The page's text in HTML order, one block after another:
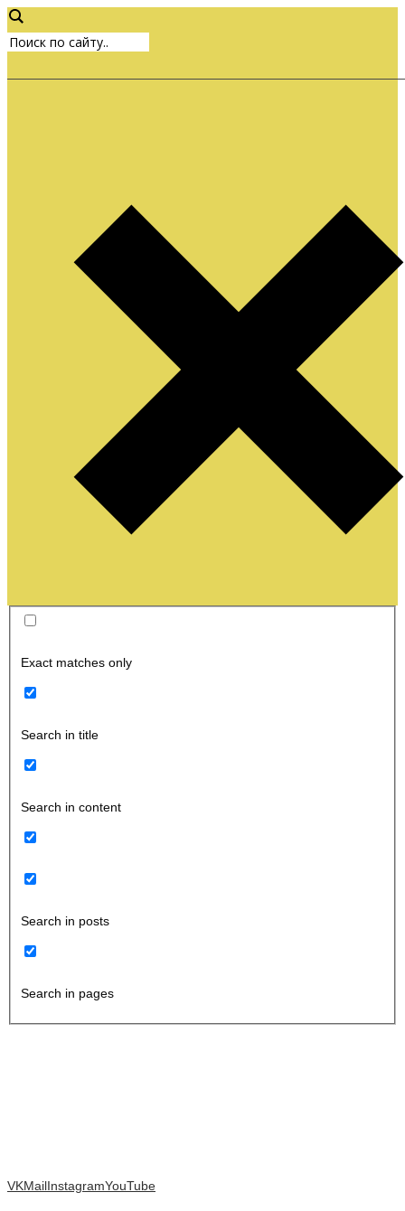
Exact matches only
Search in title
Search in content
Search in posts
Search in pages
VKMailInstagramYouTube